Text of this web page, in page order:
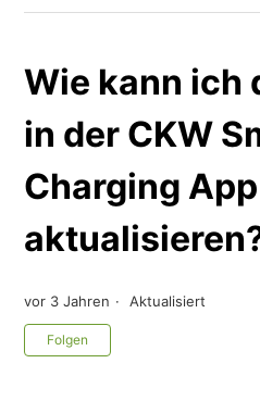
Wie kann ich
in der CKW
Charging App
vor 3 Jahren Aktualisiert
Folgen